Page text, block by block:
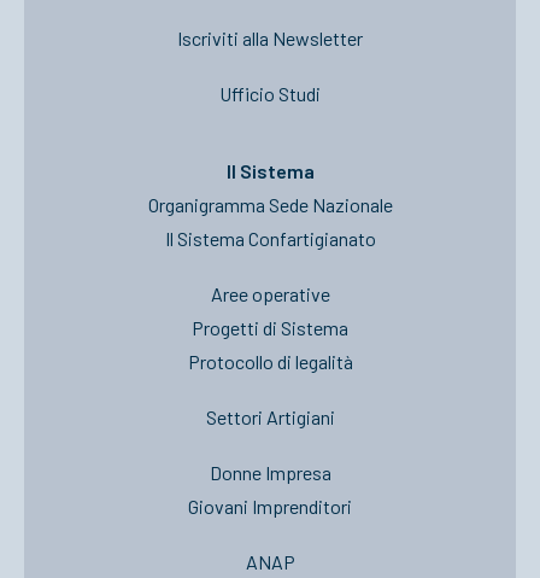
Iscriviti alla Newsletter
Ufficio Studi
Il Sistema
Organigramma Sede Nazionale
Il Sistema Confartigianato
Aree operative
Progetti di Sistema
Protocollo di legalità
Settori Artigiani
Donne Impresa
Giovani Imprenditori
ANAP